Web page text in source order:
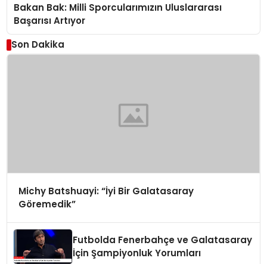
Bakan Bak: Milli Sporcularımızın Uluslararası
Başarısı Artıyor
Son Dakika
Michy Batshuayi: “İyi Bir Galatasaray
Göremedik”
Futbolda Fenerbahçe ve Galatasaray
İçin Şampiyonluk Yorumları